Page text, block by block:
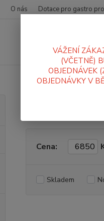
O nás Dotace pro gastro
Úvod Nerezový
Nerezové
Cena:
Skladem
VÁŽENÍ
(VČETNĚ)
OBJEDNÁVEK
OBJEDNÁVKY V